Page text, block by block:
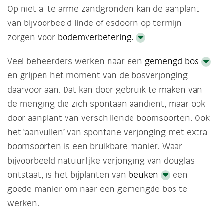
Op niet al te arme zandgronden kan de aanplant
van bijvoorbeeld linde of esdoorn op termijn
zorgen voor bodemverbetering.
Veel beheerders werken naar een gemengd bos
en grijpen het moment van de bosverjonging
daarvoor aan. Dat kan door gebruik te maken van
de menging die zich spontaan aandient, maar ook
door aanplant van verschillende boomsoorten. Ook
het ‘aanvullen’ van spontane verjonging met extra
boomsoorten is een bruikbare manier. Waar
bijvoorbeeld natuurlijke verjonging van douglas
ontstaat, is het bijplanten van beuken
een
goede manier om naar een gemengde bos te
werken.